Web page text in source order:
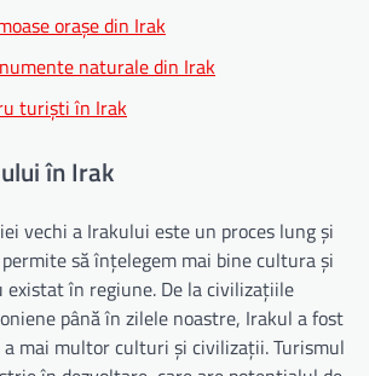
orașe din Irak
naturale din Irak
turiști în Irak
în Irak
vechi a Irakului este un proces lung și
să înțelegem mai bine cultura și
în regiune. De la civilizațiile
până în zilele noastre, Irakul a fost
mai multor culturi și civilizații. Turismul